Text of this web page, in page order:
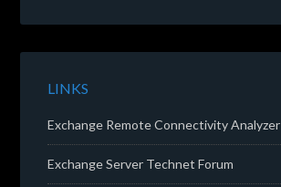
LINKS
Exchange Remote Connectivity Analyzer
Exchange Server Technet Forum